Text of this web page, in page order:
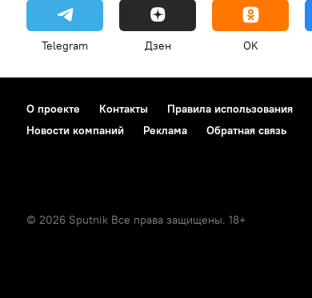
Telegram Дзен OK
О проекте Контакты Правила использования
Новости компаний
Реклама Обратная связь
© 2026 Sputnik Все права защищены. 18+